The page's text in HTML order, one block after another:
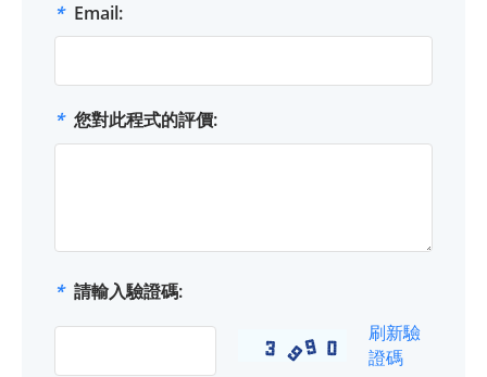
* Email:
* 您對此程式的評價:
* 請輸入驗證碼:
刷新驗
證碼